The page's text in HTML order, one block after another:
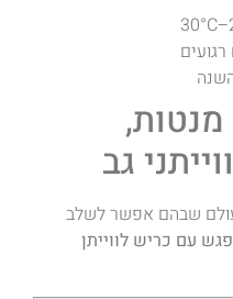
גב
שבהם אפשר לשלב
עם כריש לווייתן